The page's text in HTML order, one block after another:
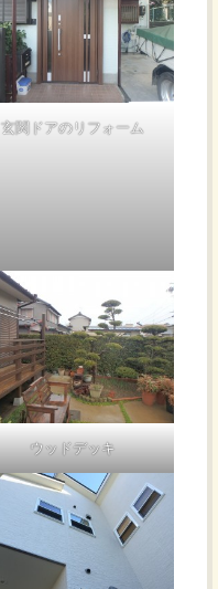
玄関ドアのリフォーム
ウッドデッキ